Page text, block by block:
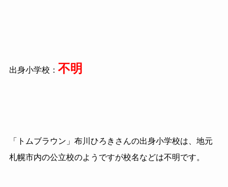
出身小学校： 不明
「トムブラウン」布川ひろきさんの出身小学校は、地元
札幌市内の公立校のようですが校名などは不明です。